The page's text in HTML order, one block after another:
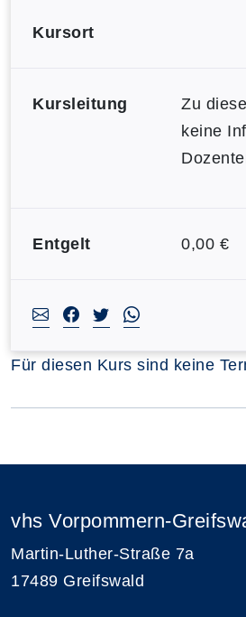
Kursort
Kursleitung
Zu
keine
Entgelt 0,00 €
Für diesen Kurs sind keine
vhs Vorpommern-
Martin-Luther-Straße 7a
17489 Greifswald